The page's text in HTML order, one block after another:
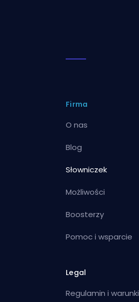
Firma
O nas
Blog
Słowniczek
Możliwości
Boosterzy
Pomoc i wsparcie
Legal
Regulamin i warunki